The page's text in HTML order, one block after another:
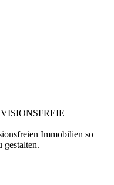
Immobilien so
gestalten.